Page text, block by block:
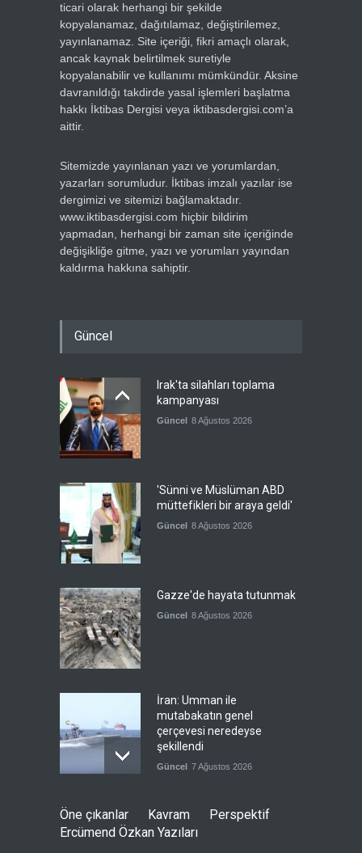
ticari olarak herhangi bir şekilde
kopyalanamaz, dağıtılamaz, değiştirilemez,
yayınlanamaz. Site içeriği, fikri amaçlı olarak,
ancak kaynak belirtilmek suretiyle
kopyalanabilir ve kullanımı mümkündür. Aksine
davranıldığı takdirde yasal işlemleri başlatma
hakkı İktibas Dergisi veya iktibasdergisi.com’a
aittir.
Sitemizde yayınlanan yazı ve yorumlardan,
yazarları sorumludur. İktibas imzalı yazılar ise
dergimizi ve sitemizi bağlamaktadır.
www.iktibasdergisi.com hiçbir bildirim
yapmadan, herhangi bir zaman site içeriğinde
değişikliğe gitme, yazı ve yorumları yayından
kaldırma hakkına sahiptir.
Güncel
Irak'ta silahları toplama
kampanyası
Güncel 8 Ağustos 2026
'Sünni ve Müslüman ABD
müttefikleri bir araya geldi'
Güncel 8 Ağustos 2026
Gazze'de hayata tutunmak
Güncel 8 Ağustos 2026
İran: Umman ile
mutabakatın genel
çerçevesi neredeyse
şekillendi
Güncel 7 Ağustos 2026
Türkiye'nin ABD ile ilişkileri
ve NATO üyeliği
Öne çıkanlar Kavram
Perspektif
Ercümend Özkan Yazıları